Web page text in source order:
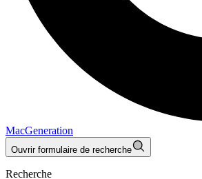
MacGeneration
Ouvrir formulaire de recherche
Recherche